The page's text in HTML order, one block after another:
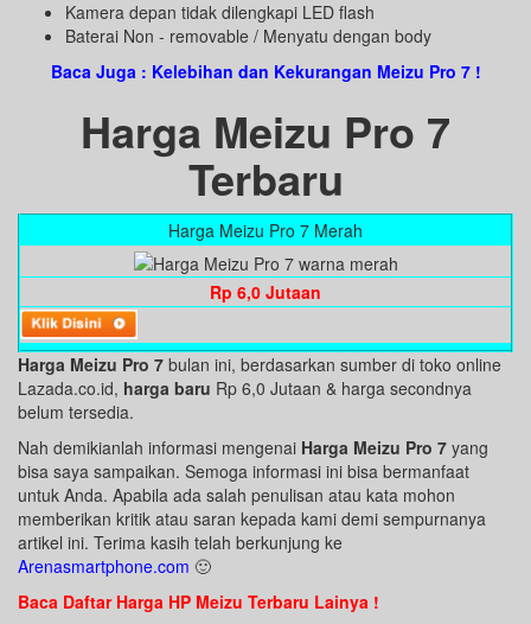
Kamera depan tidak dilengkapi LED flash
Baterai Non - removable / Menyatu dengan body
Baca Juga : Kelebihan dan Kekurangan Meizu Pro 7 !
Harga Meizu Pro 7
Terbaru
Harga Meizu Pro 7 Merah
Rp 6,0 Jutaan
Harga Meizu Pro 7 bulan ini, berdasarkan sumber di toko online
Lazada.co.id, harga baru Rp 6,0 Jutaan & harga secondnya
belum tersedia.
Nah demikianlah informasi mengenai Harga Meizu Pro 7 yang
bisa saya sampaikan. Semoga informasi ini bisa bermanfaat
untuk Anda. Apabila ada salah penulisan atau kata mohon
memberikan kritik atau saran kepada kami demi sempurnanya
artikel ini. Terima kasih telah berkunjung ke
Arenasmartphone.com 🙂
Baca Daftar Harga HP Meizu Terbaru Lainya !